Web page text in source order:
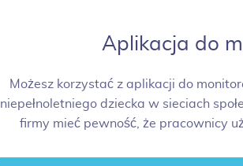
Aplikacja do
Możesz korzystać z aplikacji do
niepełnoletniego dziecka w sieciach
firmy mieć pewność, że pracownicy